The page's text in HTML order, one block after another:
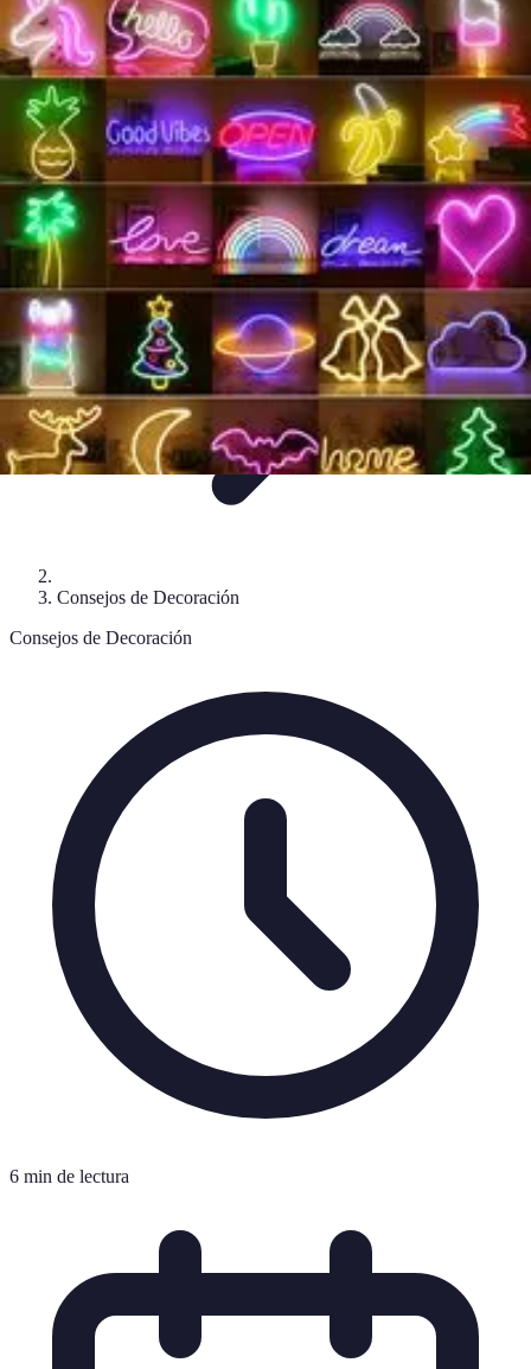
Decoración Económica
Paredes
RecomendacionesAccesoriosConsejos de DecoraciónArte
Decoración Económica
Consejos de Decoración
Consejos de Decoración
6 min de lectura